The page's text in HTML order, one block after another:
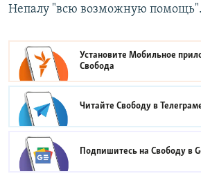
Непалу "всю возможную помощь".
Установите Мобильное
Свобода
Читайте Свободу в
Подпишитесь на Свободу в